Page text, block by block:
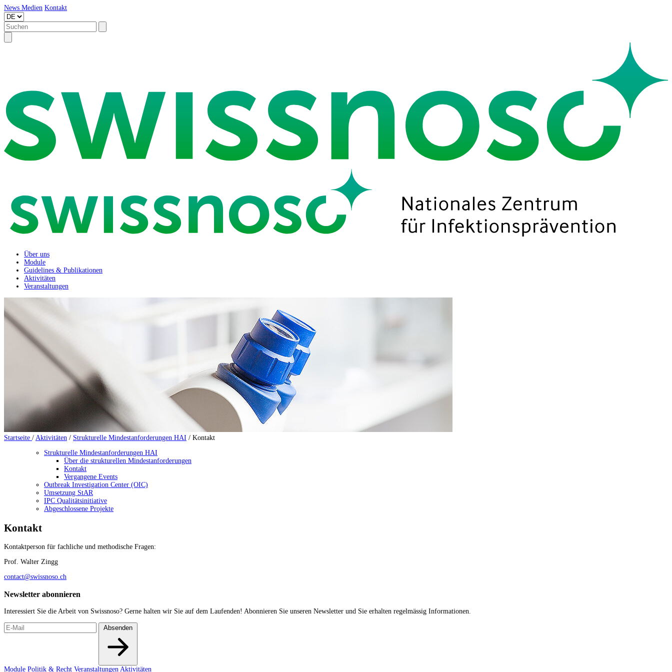
News Medien Kontakt
Über uns
Module
Guidelines & Publikationen
Aktivitäten
Veranstaltungen
Startseite / Aktivitäten / Strukturelle Mindestanforderungen HAI / Kontakt
Strukturelle Mindestanforderungen HAI
Über die strukturellen Mindestanforderungen
Kontakt
Vergangene Events
Outbreak Investigation Center (OIC)
Umsetzung StAR
IPC Qualitätsinitiative
Abgeschlossene Projekte
Kontakt
Kontaktperson für fachliche und methodische Fragen:
Prof. Walter Zingg
contact@swissnoso.ch
Newsletter abonnieren
Interessiert Sie die Arbeit von Swissnoso? Gerne halten wir Sie auf dem Laufenden! Abonnieren Sie unseren Newsletter und Sie erhalten regelmässig Informationen.
Absenden
Module Politik & Recht Veranstaltungen Aktivitäten